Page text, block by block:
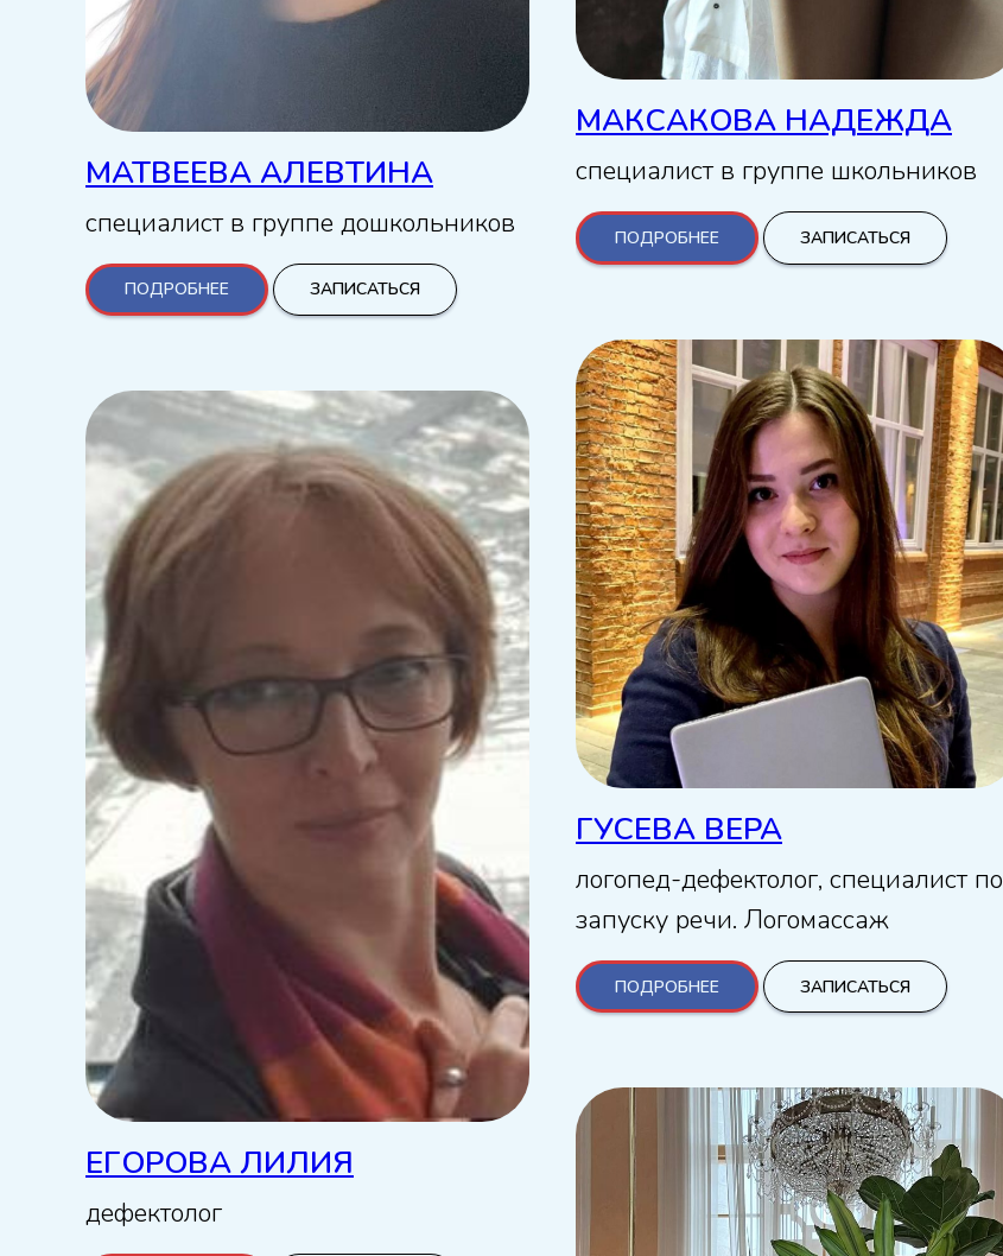
МАКСАКОВА НАДЕЖДА
специалист в группе школьников
ПОДРОБНЕЕ ЗАПИСАТЬСЯ
МАТВЕЕВА АЛЕВТИНА
специалист в группе дошкольников
ПОДРОБНЕЕ ЗАПИСАТЬСЯ
ГУСЕВА ВЕРА
логопед-дефектолог, специалист по
запуску речи. Логомассаж
ПОДРОБНЕЕ ЗАПИСАТЬСЯ
ЕГОРОВА ЛИЛИЯ
дефектолог